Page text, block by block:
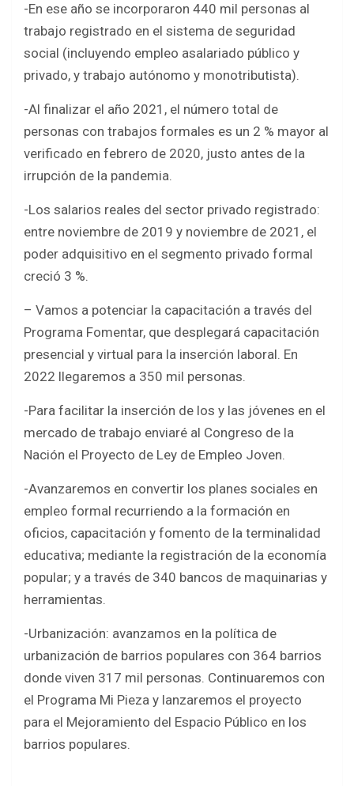
-En ese año se incorporaron 440 mil personas al
trabajo registrado en el sistema de seguridad
social (incluyendo empleo asalariado público y
privado, y trabajo autónomo y monotributista).
-Al finalizar el año 2021, el número total de
personas con trabajos formales es un 2 % mayor al
verificado en febrero de 2020, justo antes de la
irrupción de la pandemia.
-Los salarios reales del sector privado registrado:
entre noviembre de 2019 y noviembre de 2021, el
poder adquisitivo en el segmento privado formal
creció 3 %.
– Vamos a potenciar la capacitación a través del
Programa Fomentar, que desplegará capacitación
presencial y virtual para la inserción laboral. En
2022 llegaremos a 350 mil personas.
-Para facilitar la inserción de los y las jóvenes en el
mercado de trabajo enviaré al Congreso de la
Nación el Proyecto de Ley de Empleo Joven.
-Avanzaremos en convertir los planes sociales en
empleo formal recurriendo a la formación en
oficios, capacitación y fomento de la terminalidad
educativa; mediante la registración de la economía
popular; y a través de 340 bancos de maquinarias y
herramientas.
-Urbanización: avanzamos en la política de
urbanización de barrios populares con 364 barrios
donde viven 317 mil personas. Continuaremos con
el Programa Mi Pieza y lanzaremos el proyecto
para el Mejoramiento del Espacio Público en los
barrios populares.